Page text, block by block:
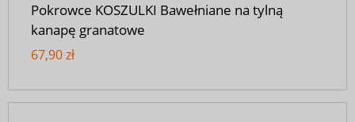
Pokrowce KOSZULKI Bawełniane na tylną
kanapę granatowe
67,90 zł